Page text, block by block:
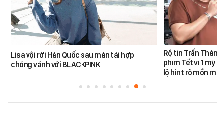
Lisa vội rời Hàn Quốc sau màn tái hợp
chóng vánh với BLACKPINK
Rộ tin Trấn
phim Tết vì 1 mỹ
lộ hint rõ mồn